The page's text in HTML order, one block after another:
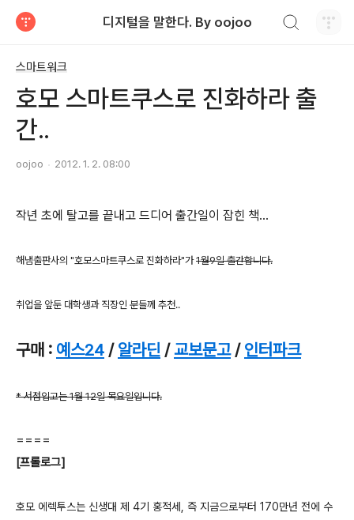
디지털을 말한다. By oojoo
스마트워크
호모 스마트쿠스로 진화하라 출
간..
oojoo 2012. 1. 2. 08:00
작년 초에 탈고를 끝내고 드디어 출간일이 잡힌 책...
해냄출판사의 "호모스마트쿠스로 진화하라"가1월9일 출간합니다.
취업을 앞둔 대학생과 직장인 분들께 추천..
구매 : 예스24 / 알라딘 /교보문고/ 인터파크
* 서점입고는 1월 12일 목요일입니다.
====
[프롤로그]
호모 에렉투스는 신생대 제 4기 홍적세, 즉 지금으로부터 170만년 전에 수